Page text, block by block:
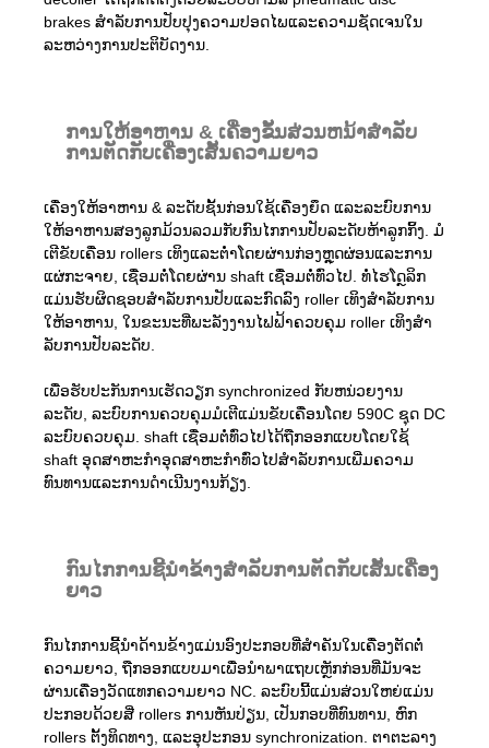
brakes ສໍາລັບການປັບປຸງຄວາມປອດໄພແລະຄວາມຊັດເຈນໃນ
ລະຫວ່າງການປະຕິບັດງານ.
ການໃຫ້ອາຫານ & ເຄື່ອງຂັ້ນສ່ວນຫນ້າສໍາລັບ
ການຕັດກັບເຄື່ອງເສັ້ນຄວາມຍາວ
ເຄື່ອງໃຫ້ອາຫານ & ລະດັບຊັ້ນກ່ອນໃຊ້ເຄື່ອງຍຶດ ແລະລະບົບການ
ໃຫ້ອາຫານສອງລູກມ້ວນລວມກັບກົນໄກການປັບລະດັບຫ້າລູກກິ້ງ. ມໍ
ເຕີຂັບເຄື່ອນ rollers ເທິງແລະຕ່ໍາໂດຍຜ່ານກ່ອງຫຼຸດຜ່ອນແລະການ
ແຜ່ກະຈາຍ, ເຊື່ອມຕໍ່ໂດຍຜ່ານ shaft ເຊື່ອມຕໍ່ທົ່ວໄປ. ທໍ່ໄຮໂດຼລິກ
ແມ່ນຮັບຜິດຊອບສໍາລັບການປັບແລະກົດລົງ roller ເທິງສໍາລັບການ
ໃຫ້ອາຫານ, ໃນຂະນະທີ່ພະລັງງານໄຟຟ້າຄວບຄຸມ roller ເທິງສໍາ
ລັບການປັບລະດັບ.
ເພື່ອຮັບປະກັນການເຮັດວຽກ synchronized ກັບຫນ່ວຍງານ
ລະດັບ, ລະບົບການຄວບຄຸມມໍເຕີແມ່ນຂັບເຄື່ອນໂດຍ 590C ຊຸດ DC
ລະບົບຄວບຄຸມ. shaft ເຊື່ອມຕໍ່ທົ່ວໄປໄດ້ຖືກອອກແບບໂດຍໃຊ້
shaft ອຸດສາຫະກໍາອຸດສາຫະກໍາທົ່ວໄປສໍາລັບການເພີ່ມຄວາມ
ທົນທານແລະການດໍາເນີນງານກ້ຽງ.
ກົນ​ໄກ​ການ​ຊີ້​ນໍາ​ຂ້າງ​ສໍາ​ລັບ​ການ​ຕັດ​ກັບ​ເສັ້ນ​ເຄື່ອງ​
ຍາວ​
ກົນໄກການຊີ້ນໍາດ້ານຂ້າງແມ່ນອົງປະກອບທີ່ສໍາຄັນໃນເຄື່ອງຕັດຕໍ່
ຄວາມຍາວ, ຖືກອອກແບບມາເພື່ອນໍາພາແຖບເຫຼັກກ່ອນທີ່ມັນຈະ
ຜ່ານເຄື່ອງວັດແທກຄວາມຍາວ NC. ລະບົບນີ້ແມ່ນສ່ວນໃຫຍ່ແມ່ນ
ປະກອບດ້ວຍສີ່ rollers ການຫັນປ່ຽນ, ເປັນກອບທີ່ທົນທານ, ຫົກ
rollers ຕັ້ງທິດທາງ, ແລະອຸປະກອນ synchronization. ຕາຕະລາງ